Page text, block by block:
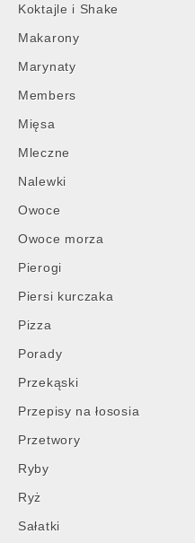
Koktajle i Shake
Makarony
Marynaty
Members
Mięsa
Mleczne
Nalewki
Owoce
Owoce morza
Pierogi
Piersi kurczaka
Pizza
Porady
Przekąski
Przepisy na łososia
Przetwory
Ryby
Ryż
Sałatki